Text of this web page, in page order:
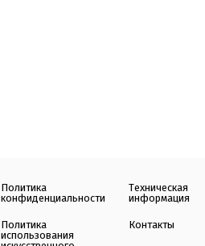
Политика
конфиденциальности
Политика
использования
Техническая
информация
Контакты